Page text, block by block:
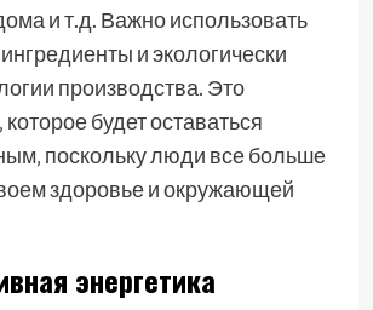
и т.д. Важно использовать
и экологически
производства. Это
будет оставаться
поскольку люди все больше
здоровье и окружающей
энергетика